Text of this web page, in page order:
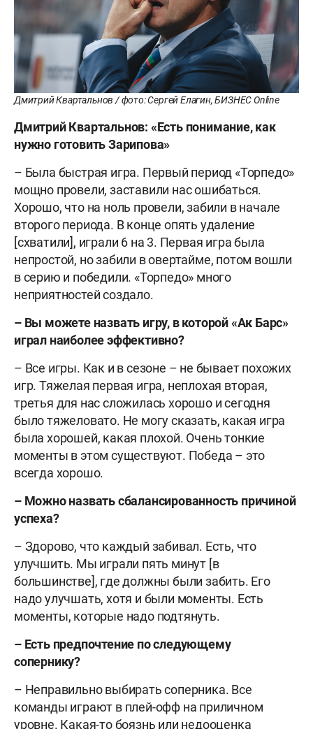
Дмитрий Квартальнов / фото: Сергей Елагин, БИЗНЕС Online
Дмитрий Квартальнов: «Есть понимание, как
нужно готовить Зарипова»
– Была быстрая игра. Первый период «Торпедо»
мощно провели, заставили нас ошибаться.
Хорошо, что на ноль провели, забили в начале
второго периода. В конце опять удаление
[схватили], играли 6 на 3. Первая игра была
непростой, но забили в овертайме, потом вошли
в серию и победили. «Торпедо» много
неприятностей создало.
– Вы можете назвать игру, в которой «Ак Барс»
играл наиболее эффективно?
– Все игры. Как и в сезоне – не бывает похожих
игр. Тяжелая первая игра, неплохая вторая,
третья для нас сложилась хорошо и сегодня
было тяжеловато. Не могу сказать, какая игра
была хорошей, какая плохой. Очень тонкие
моменты в этом существуют. Победа – это
всегда хорошо.
– Можно назвать сбалансированность причиной
успеха?
– Здорово, что каждый забивал. Есть, что
улучшить. Мы играли пять минут [в
большинстве], где должны были забить. Его
надо улучшать, хотя и были моменты. Есть
моменты, которые надо подтянуть.
– Есть предпочтение по следующему
сопернику?
– Неправильно выбирать соперника. Все
команды играют в плей-офф на приличном
уровне. Какая-то боязнь или недооценка